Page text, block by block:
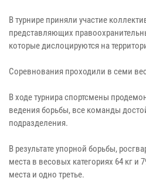
В турнире приняли участие
представляющих
которые дислоцируются на
Соревнования проходили в семи
В ходе турнира спортсмены
ведения борьбы, все команды
подразделения.
В результате упорной борьбы,
места в весовых категориях 64 кг и
места и одно третье.